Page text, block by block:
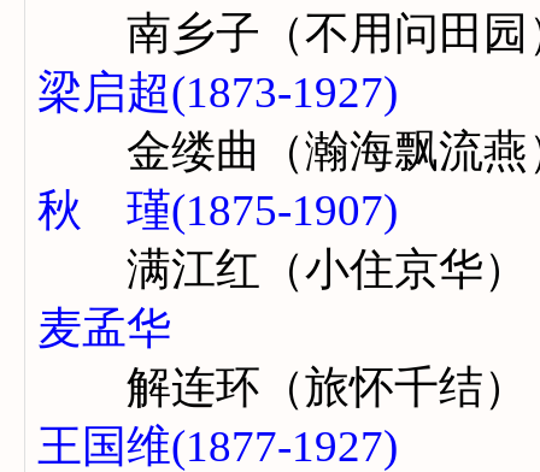
南乡子（不用问田园
梁启超(1873-1927)
金缕曲（瀚海飘流燕
秋 瑾(1875-1907)
满江红（小住京华）
麦孟华
解连环（旅怀千结）
王国维(1877-1927)